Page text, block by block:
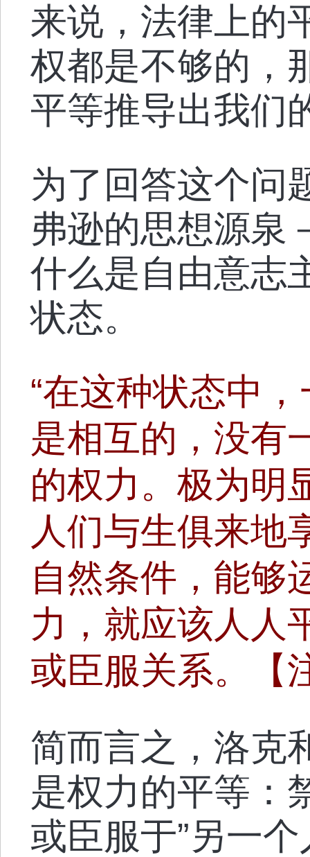
来说，法律上的
权都是不够的，
平等推导出我们
为了回答这个问
弗逊的思想源泉
什么是自由意志
状态。
“在这种状态中
是相互的，没有
的权力。极为明
人们与生俱来地
自然条件，能够
力，就应该人人
或臣服关系。【
简而言之，洛克
是权力的平等：
或臣服于”另一